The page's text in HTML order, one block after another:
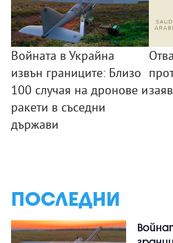
Войната в Украйна
извън границите: Близо
100 случая на дронове и
ракети в съседни
държави
ПОСЛЕДНИ